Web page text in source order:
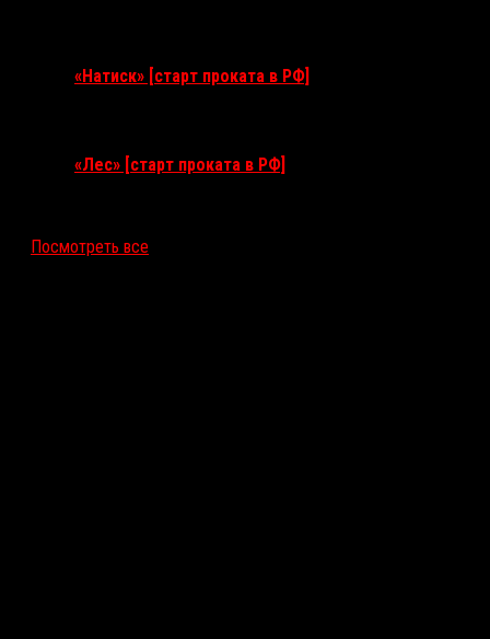
«Натиск» [старт проката в РФ]
«Лес» [старт проката в РФ]
Посмотреть все